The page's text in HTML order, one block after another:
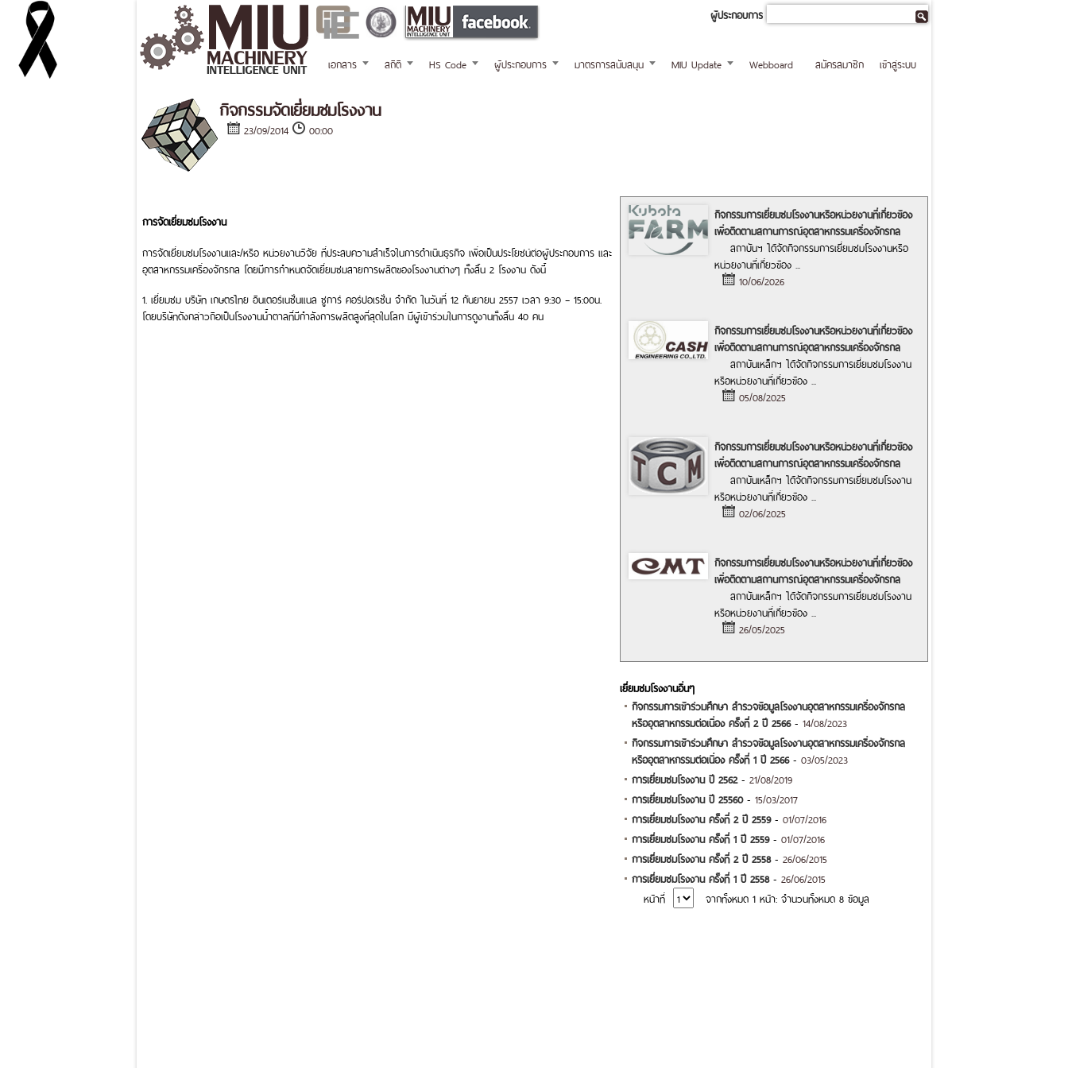
ผู้ประกอบการ
เอกสาร สถิติ HS Code ผู้ประกอบการ มาตรการสนับสนุน MIU Update Webboard เข้าสู่ระบบ
สมัครสมาชิก
กิจกรรมจัดเยี่ยมชมโรงงาน
23/09/2014 00:00
การจัดเยี่ยมชมโรงงาน
การจัดเยี่ยมชมโรงงานและ/หรือ หน่วยงานวิจัย ที่ประสบความสำเร็จในการดำเนินธุรกิจ เพื่อเป็นประโยชน์ต่อผู้ประกอบการ และ
อุตสาหกรรมเครื่องจักรกล โดยมีการกำหนดจัดเยี่ยมชมสายการผลิตของโรงงานต่างๆ ทั้งสิ้น 2 โรงงาน ดังนี้
1. เยี่ยมชม บริษัท เกษตรไทย อินเตอร์เนชั่นแนล ชูการ์ คอร์ปอเรชั่น จำกัด ในวันที่ 12 กันยายน 2557 เวลา 9:30 – 15:00น.
โดยบริษัทดังกล่าวถือเป็นโรงงานน้ำตาลที่มีกำลังการผลิตสูงที่สุดในโลก มีผู้เข้าร่วมในการดูงานทั้งสิ้น 40 คน
กิจกรรมการเยี่ยมชมโรงงานหรือหน่วยงานที่เกี่ยวข้อง
เพื่อติดตามสถานการณ์อุตสาหกรรมเครื่องจักรกล
สถาบันฯ ได้จัดกิจกรรมการเยี่ยมชมโรงงานหรือ
หน่วยงานที่เกี่ยวข้อง ...
10/06/2026
กิจกรรมการเยี่ยมชมโรงงานหรือหน่วยงานที่เกี่ยวข้อง
เพื่อติดตามสถานการณ์อุตสาหกรรมเครื่องจักรกล
สถาบันเหล็กฯ ได้จัดกิจกรรมการเยี่ยมชมโรงงาน
หรือหน่วยงานที่เกี่ยวข้อง ...
05/08/2025
กิจกรรมการเยี่ยมชมโรงงานหรือหน่วยงานที่เกี่ยวข้อง
เพื่อติดตามสถานการณ์อุตสาหกรรมเครื่องจักรกล
สถาบันเหล็กฯ ได้จัดกิจกรรมการเยี่ยมชมโรงงาน
หรือหน่วยงานที่เกี่ยวข้อง ...
02/06/2025
กิจกรรมการเยี่ยมชมโรงงานหรือหน่วยงานที่เกี่ยวข้อง
เพื่อติดตามสถานการณ์อุตสาหกรรมเครื่องจักรกล
สถาบันเหล็กฯ ได้จัดกิจกรรมการเยี่ยมชมโรงงาน
หรือหน่วยงานที่เกี่ยวข้อง ...
26/05/2025
เยี่ยมชมโรงงานอื่นๆ
กิจกรรมการเข้าร่วมศึกษา สำรวจข้อมูลโรงงานอุตสาหกรรมเครื่องจักรกล
หรืออุตสาหกรรมต่อเนื่อง ครั้งที่ 2 ปี 2566- 14/08/2023
กิจกรรมการเข้าร่วมศึกษา สำรวจข้อมูลโรงงานอุตสาหกรรมเครื่องจักรกล
หรืออุตสาหกรรมต่อเนื่อง ครั้งที่ 1 ปี 2566- 03/05/2023
การเยี่ยมชมโรงงาน ปี 2562- 21/08/2019
การเยี่ยมชมโรงงาน ปี 25560- 15/03/2017
การเยี่ยมชมโรงงาน ครั้งที่ 2 ปี 2559- 01/07/2016
การเยี่ยมชมโรงงาน ครั้งที่ 1 ปี 2559- 01/07/2016
การเยี่ยมชมโรงงาน ครั้งที่ 2 ปี 2558- 26/06/2015
การเยี่ยมชมโรงงาน ครั้งที่ 1 ปี 2558- 26/06/2015
หน้าที่
จากทั้งหมด 1 หน้า: จำนวนทั้งหมด 8 ข้อมูล